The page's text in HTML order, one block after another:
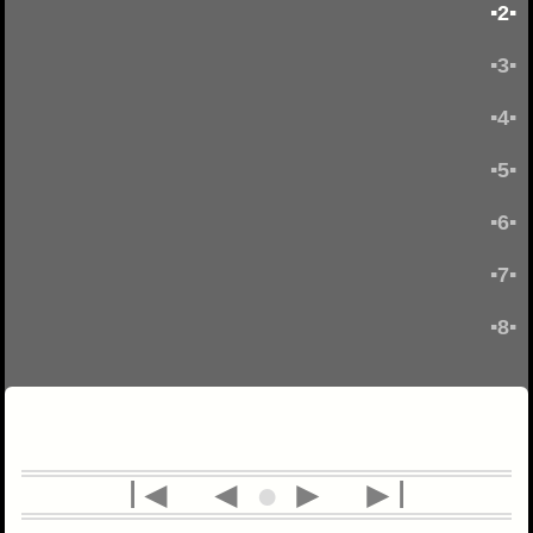
▪2▪
▪3▪
▪4▪
▪5▪
▪6▪
▪7▪
▪8▪
l◄ ◄ ● ► ►l